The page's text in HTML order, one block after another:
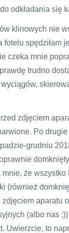
odkładania się
klinowych nie
fotelu spędziłam
czeka mnie
trudno
wyciągów,
zdjęciem
Po
grudniu
mnie, że
(również
aparatu
(albo nas
Uwierzcie, to